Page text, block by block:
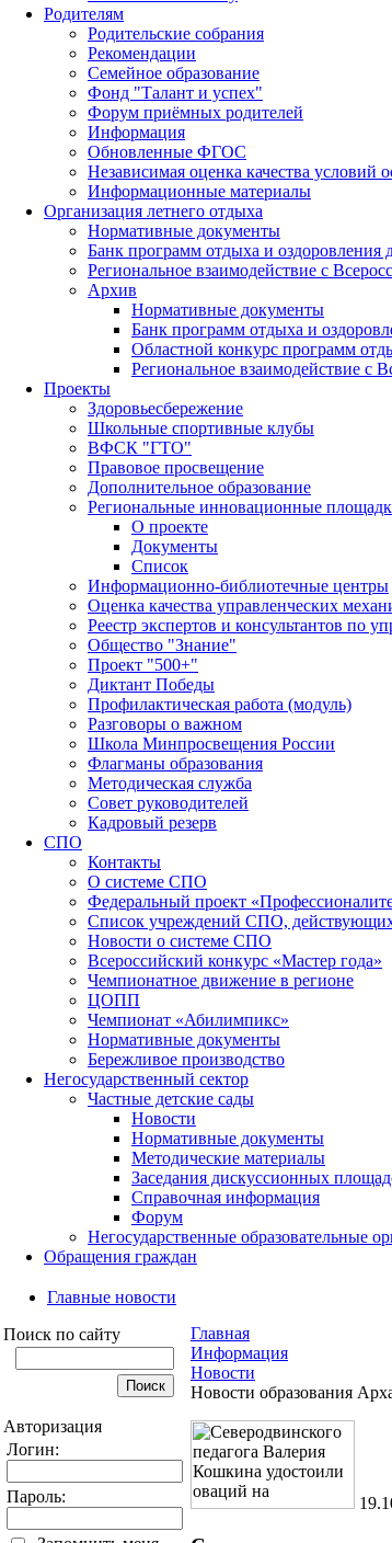
Родителям
Родительские собрания
Рекомендации
Семейное образование
Фонд "Талант и успех"
Форум приёмных родителей
Информация
Обновленные ФГОС
Независимая оценка качества условий
Информационные материалы
Организация летнего отдыха
Нормативные документы
Банк программ отдыха и оздоровления
Региональное взаимодействие с
Архив
Нормативные документы
Банк программ отдыха и
Областной конкурс программ
Региональное взаимодействие с
Проекты
Здоровьесбережение
Школьные спортивные клубы
ВФСК "ГТО"
Правовое просвещение
Дополнительное образование
Региональные инновационные
О проекте
Документы
Список
Информационно-библиотечные центры
Оценка качества управленческих
Реестр экспертов и консультантов по
Общество "Знание"
Проект "500+"
Диктант Победы
Профилактическая работа (модуль)
Разговоры о важном
Школа Минпросвещения России
Флагманы образования
Методическая служба
Совет руководителей
Кадровый резерв
СПО
Контакты
О системе СПО
Федеральный проект
Список учреждений СПО,
Новости о системе СПО
Всероссийский конкурс «Мастер года»
Чемпионатное движение в регионе
ЦОПП
Чемпионат «Абилимпикс»
Нормативные документы
Бережливое производство
Негосударственный сектор
Частные детские сады
Новости
Нормативные документы
Методические материалы
Заседания дискуссионных
Справочная информация
Форум
Негосударственные образовательные
Обращения граждан
Главные новости
Поиск по сайту
Авторизация
Логин:
Пароль:
Главная
Информация
Новости
Новости образования